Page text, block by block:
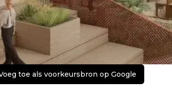
toe als voorkeursbron op Google